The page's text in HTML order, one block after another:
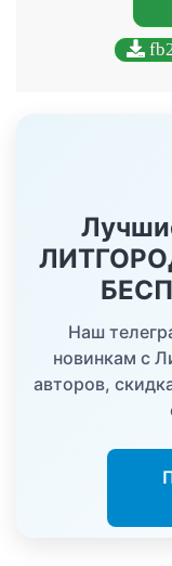
Наш
новинкам с
авторов,